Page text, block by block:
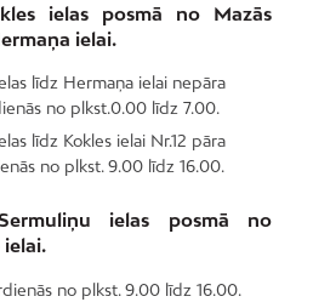
ielas posmā no Mazās
ielai.
līdz Hermaņa ielai nepāra
no plkst.0.00 līdz 7.00.
līdz Kokles ielai Nr.12 pāra
no plkst. 9.00 līdz 16.00.
ielas posmā no
ielai.
no plkst. 9.00 līdz 16.00.